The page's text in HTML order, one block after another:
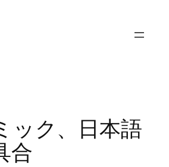
ック、日本語
合